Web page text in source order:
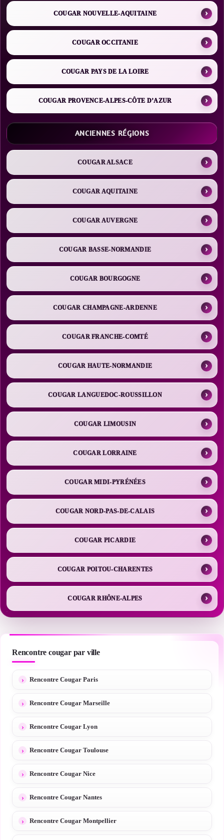
COUGAR NOUVELLE-AQUITAINE
COUGAR OCCITANIE
COUGAR PAYS DE LA LOIRE
COUGAR PROVENCE-ALPES-CÔTE D’AZUR
ANCIENNES RÉGIONS
COUGAR ALSACE
COUGAR AQUITAINE
COUGAR AUVERGNE
COUGAR BASSE-NORMANDIE
COUGAR BOURGOGNE
COUGAR CHAMPAGNE-ARDENNE
COUGAR FRANCHE-COMTÉ
COUGAR HAUTE-NORMANDIE
COUGAR LANGUEDOC-ROUSSILLON
COUGAR LIMOUSIN
COUGAR LORRAINE
COUGAR MIDI-PYRÉNÉES
COUGAR NORD-PAS-DE-CALAIS
COUGAR PICARDIE
COUGAR POITOU-CHARENTES
COUGAR RHÔNE-ALPES
Rencontre cougar par ville
Rencontre Cougar Paris
Rencontre Cougar Marseille
Rencontre Cougar Lyon
Rencontre Cougar Toulouse
Rencontre Cougar Nice
Rencontre Cougar Nantes
Rencontre Cougar Montpellier